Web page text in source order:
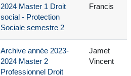
2024 Master 1 Droit
social - Protection
Sociale semestre 2
Francis
Archive année 2023-
2024 Master 2
Professionnel Droit
Jamet
Vincent